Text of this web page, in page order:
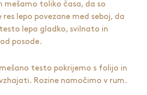
mešamo toliko časa, da so
res lepo povezane med seboj, da
lepo gladko, svilnato in
posode.
testo pokrijemo s folijo in
Rozine namočimo v rum.